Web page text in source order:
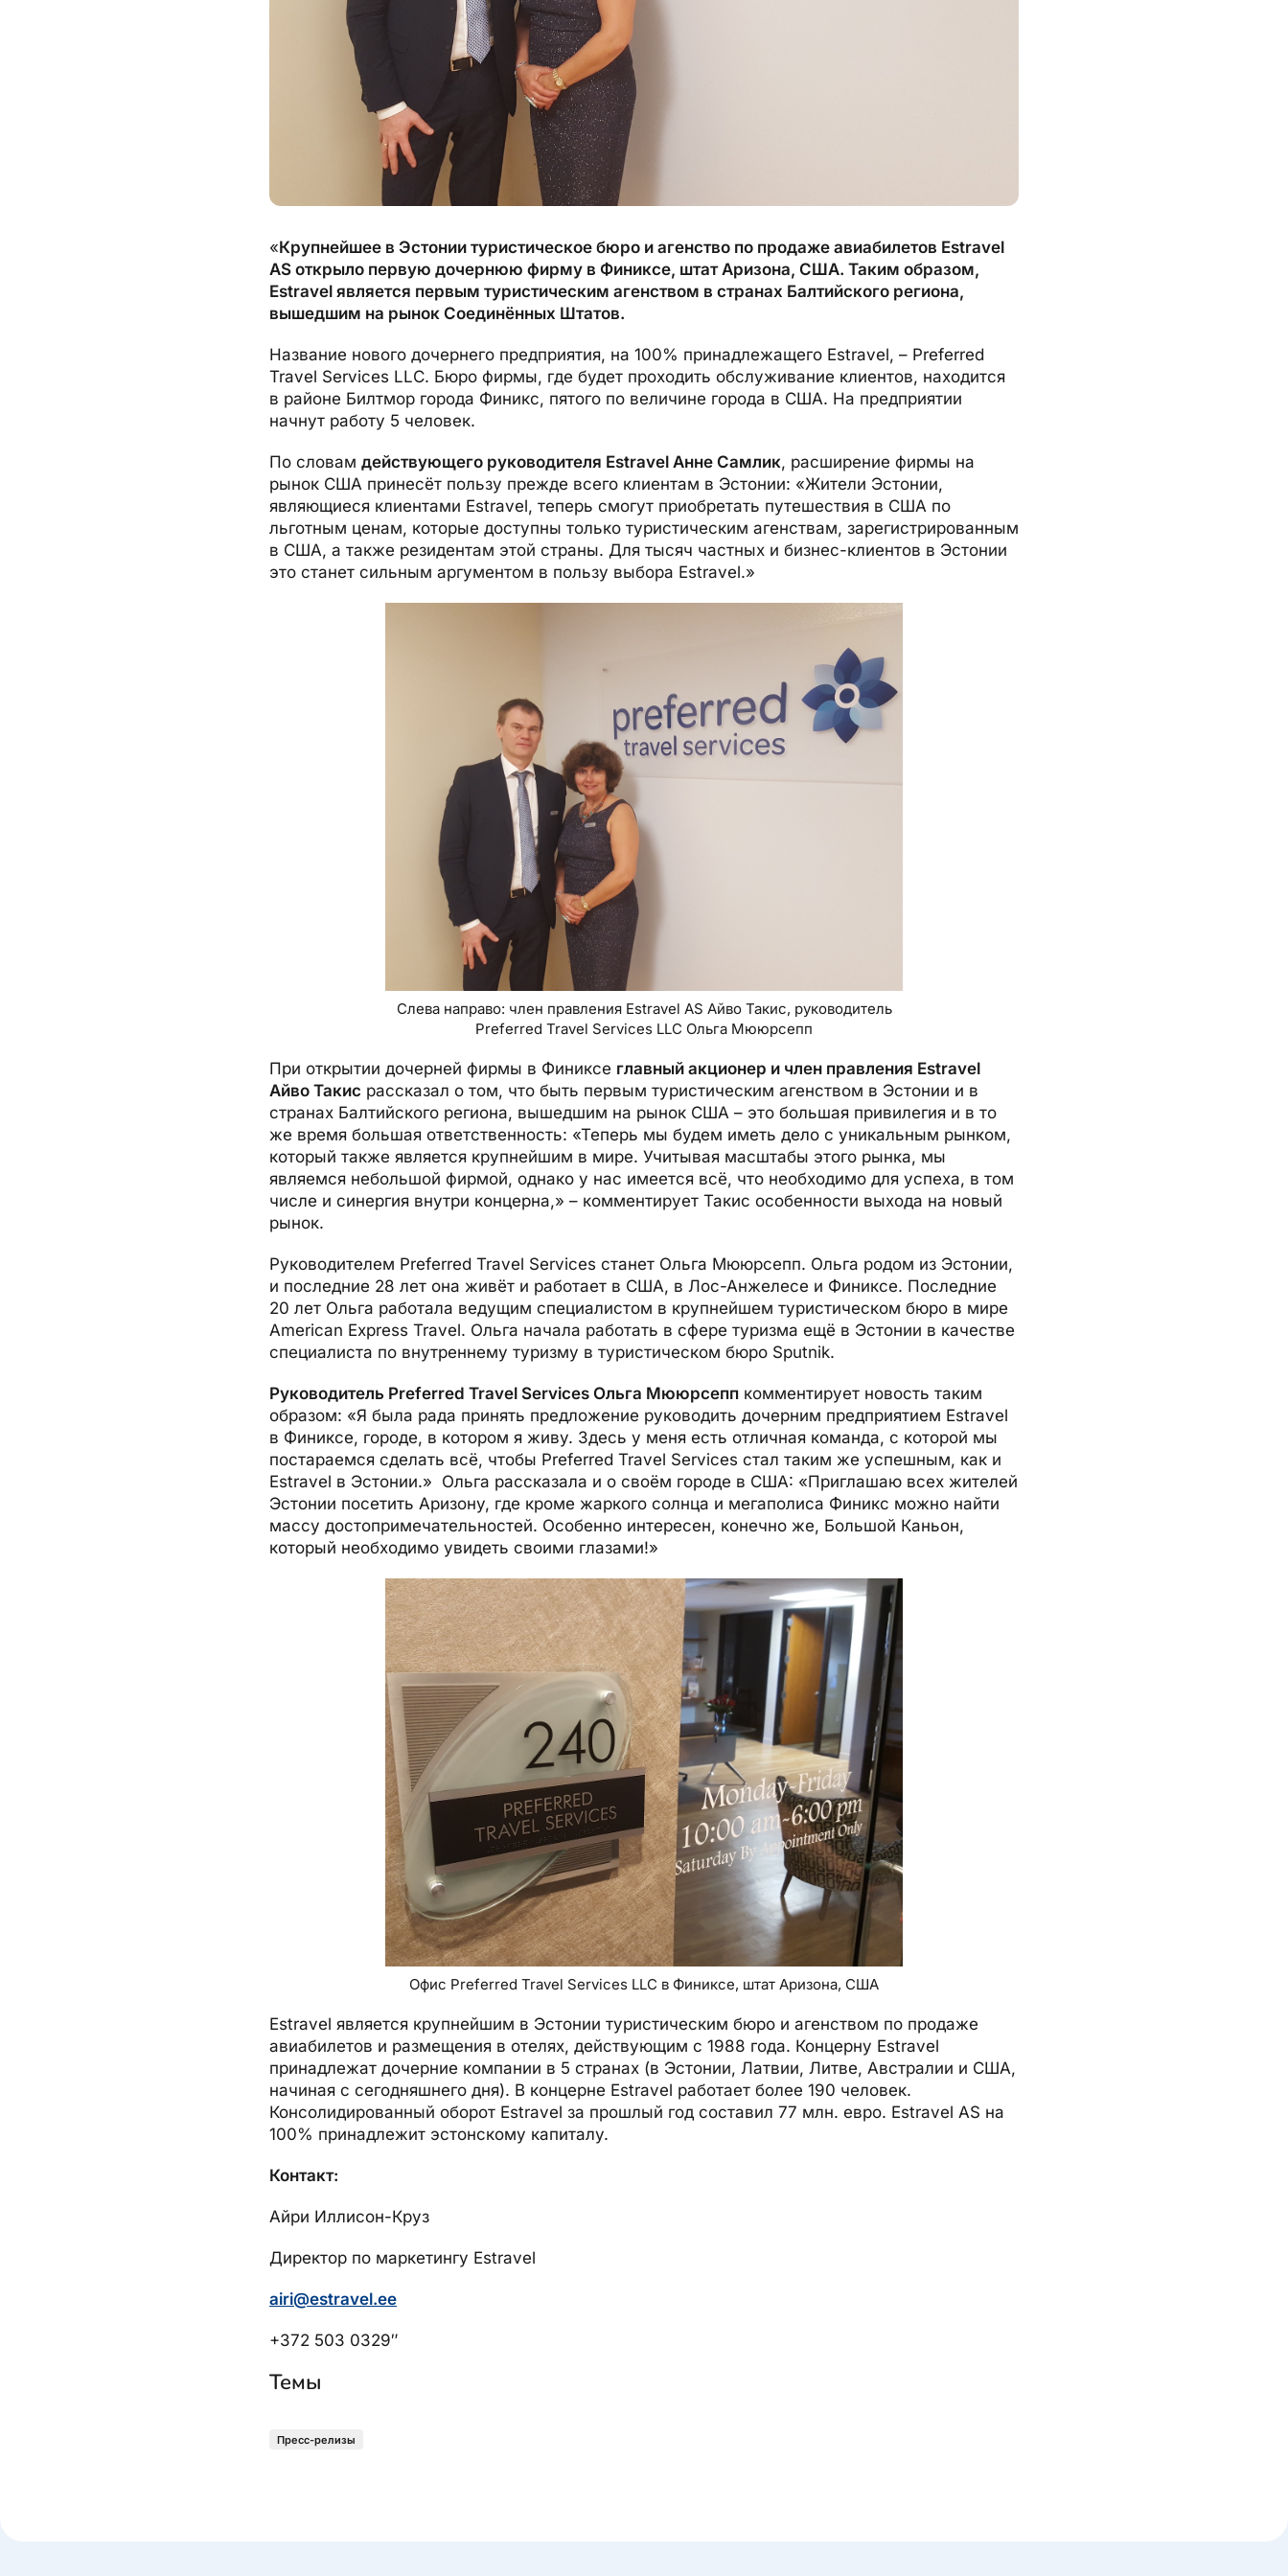
«Крупнейшее в Эстонии туристическое бюро и агенство по продаже авиабилетов Estravel
AS открыло первую дочернюю фирму в Финиксе, штат Аризона, США. Таким образом,
Estravel является первым туристическим агенством в странах Балтийского региона,
вышедшим на рынок Соединённых Штатов.
Название нового дочернего предприятия, на 100% принадлежащего Estravel, – Preferred
Travel Services LLC. Бюро фирмы, где будет проходить обслуживание клиентов, находится
в районе Билтмор города Финикс, пятого по величине города в США. На предприятии
начнут работу 5 человек.
По словам действующего руководителя Estravel Анне Самлик, расширение фирмы на
рынок США принесёт пользу прежде всего клиентам в Эстонии: «Жители Эстонии,
являющиеся клиентами Estravel, теперь смогут приобретать путешествия в США по
льготным ценам, которые доступны только туристическим агенствам, зарегистрированным
в США, а также резидентам этой страны. Для тысяч частных и бизнес-клиентов в Эстонии
это станет сильным аргументом в пользу выбора Estravel.»
Слева направо: член правления Estravel AS Айво Такис, руководитель
Preferred Travel Services LLC Ольга Мююрсепп
При открытии дочерней фирмы в Финиксе главный акционер и член правления Estravel
Айво Такис рассказал о том, что быть первым туристическим агенством в Эстонии и в
странах Балтийского региона, вышедшим на рынок США – это большая привилегия и в то
же время большая ответственность: «Теперь мы будем иметь дело с уникальным рынком,
который также является крупнейшим в мире. Учитывая масштабы этого рынка, мы
являемся небольшой фирмой, однако у нас имеется всё, что необходимо для успеха, в том
числе и синергия внутри концерна,» – комментирует Такис особенности выхода на новый
рынок.
Руководителем Preferred Travel Services станет Ольга Мююрсепп. Ольга родом из Эстонии,
и последние 28 лет она живёт и работает в США, в Лос-Анжелесе и Финиксе. Последние
20 лет Ольга работала ведущим специалистом в крупнейшем туристическом бюро в мире
American Express Travel. Ольга начала работать в сфере туризма ещё в Эстонии в качестве
специалиста по внутреннему туризму в туристическом бюро Sputnik.
Руководитель Preferred Travel Services Ольга Мююрсепп комментирует новость таким
образом: «Я была рада принять предложение руководить дочерним предприятием Estravel
в Финиксе, городе, в котором я живу. Здесь у меня есть отличная команда, с которой мы
постараемся сделать всё, чтобы Preferred Travel Services стал таким же успешным, как и
Estravel в Эстонии.» Ольга рассказала и о своём городе в США: «Приглашаю всех жителей
Эстонии посетить Аризону, где кроме жаркого солнца и мегаполиса Финикс можно найти
массу достопримечательностей. Особенно интересен, конечно же, Большой Каньон,
который необходимо увидеть своими глазами!»
Офис Preferred Travel Services LLC в Финиксе, штат Аризона, США
Estravel является крупнейшим в Эстонии туристическим бюро и агенством по продаже
авиабилетов и размещения в отелях, действующим с 1988 года. Концерну Estravel
принадлежат дочерние компании в 5 странах (в Эстонии, Латвии, Литве, Австралии и США,
начиная с сегодняшнего дня). В концерне Estravel работает более 190 человек.
Консолидированный оборот Estravel за прошлый год составил 77 млн. евро. Estravel AS на
100% принадлежит эстонскому капиталу.
Контакт:
Айри Иллисон-Круз
Директор по маркетингу Estravel
airi@estravel.ee
+372 503 0329″
Темы
Пресс-релизы